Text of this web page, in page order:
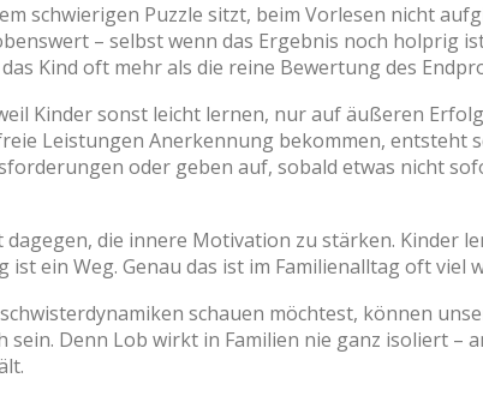
schwierigen Puzzle sitzt, beim Vorlesen nicht
– selbst wenn das Ergebnis noch holprig
Kind oft mehr als die reine Bewertung des
Kinder sonst leicht lernen, nur auf äußeren
Leistungen Anerkennung bekommen, entsteht
oder geben auf, sobald etwas nicht
die innere Motivation zu stärken. Kinder
ist ein Weg. Genau das ist im Familienalltag oft
schauen möchtest, können
sein. Denn Lob wirkt in Familien nie ganz isoliert –